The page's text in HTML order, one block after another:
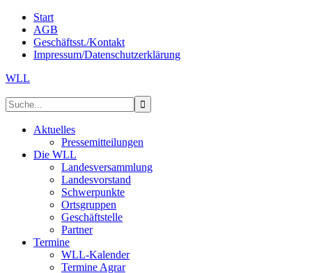
Start
AGB
Geschäftsst./Kontakt
Impressum/Datenschutzerklärung
WLL
Aktuelles
Pressemitteilungen
Die WLL
Landesversammlung
Landesvorstand
Schwerpunkte
Ortsgruppen
Geschäftstelle
Partner
Termine
WLL-Kalender
Termine Agrar